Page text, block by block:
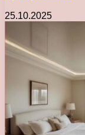
25.10.2025